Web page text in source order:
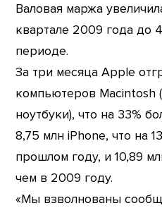
Валовая маржа
квартале 2009 года до
периоде.
За три месяца Apple
компьютеров Macintosh
ноутбуки), что на 33%
8,75 млн iPhone, что на
прошлом году, и 10,89
чем в 2009 году.
«Мы взволнованы